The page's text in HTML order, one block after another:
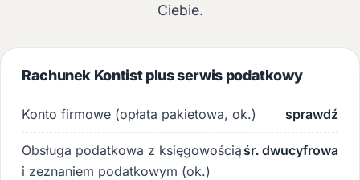
Ciebie.
Rachunek Kontist plus serwis podatkowy
Konto firmowe (opłata pakietowa, ok.) sprawdź
Obsługa podatkowa z księgowością
i zeznaniem podatkowym (ok.)
śr. dwucyfrowa